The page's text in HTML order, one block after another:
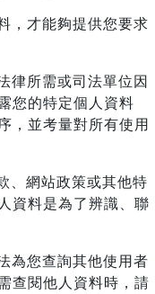
，才能夠提供您要求
律所需或司法單位因
您的特定個人資料
，並考量對所有使用
、網站政策或其他特
資料是為了辨識、聯
為您查詢其他使用者
查閱他人資料時，請